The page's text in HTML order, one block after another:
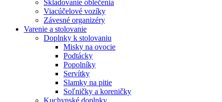
Skladovanie oblečenia
Viacúčelové vozíky
Závesné organizéry
Varenie a stolovanie
Doplnky k stolovaniu
Misky na ovocie
Podtácky
Popolníky
Servítky
Slamky na pitie
Soľničky a koreničky
Kuchynské doplnky